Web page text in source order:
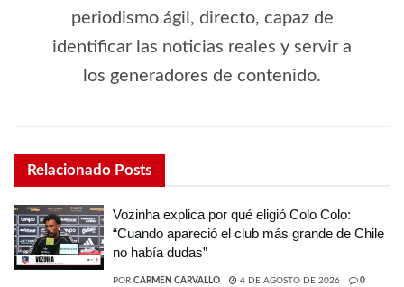
periodismo ágil, directo, capaz de
identificar las noticias reales y servir a
los generadores de contenido.
Relacionado Posts
Vozinha explica por qué eligió Colo Colo:
“Cuando apareció el club más grande de Chile
no había dudas”
POR CARMEN CARVALLO 4 DE AGOSTO DE 2026 0